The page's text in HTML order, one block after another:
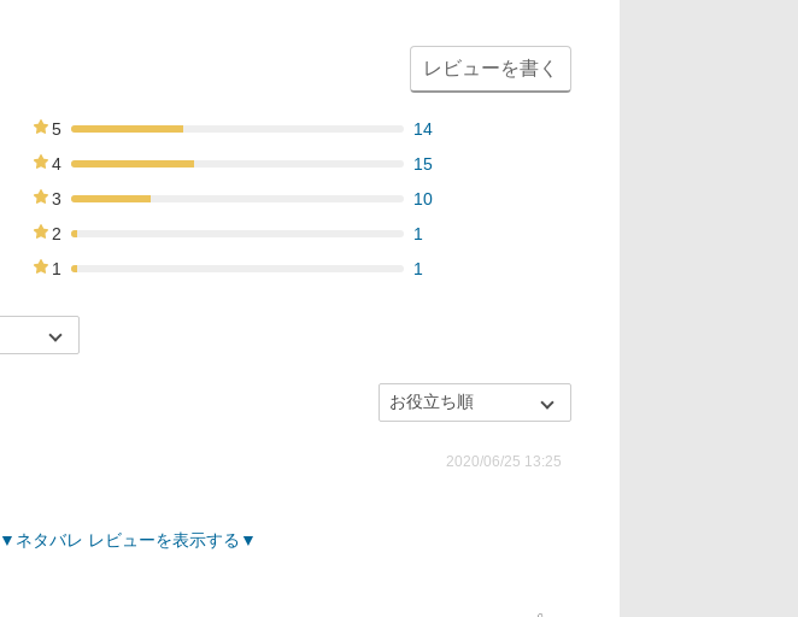
レビューを書く
5
14
4
15
3
10
2
1
1
1
2020/06/25 13:25
ネタバレ レビューを表示する